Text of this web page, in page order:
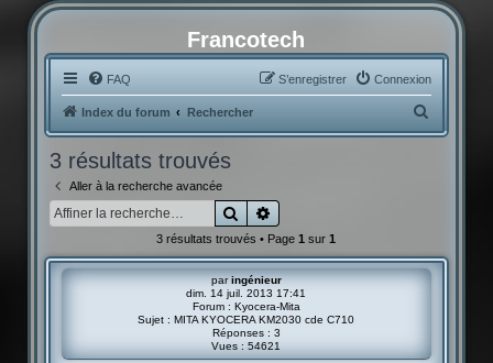
Francotech
FAQ Connexion
S’enregistrer
Index du forum Rechercher
e
c
3 résultats trouvés
Aller à la recherche avancée
Rechercher
3 résultats trouvés • Page1 sur1
paringénieur
dim. 14 juil. 2013 17:41
Forum : Kyocera-Mita
Sujet :MITA KYOCERA KM2030 cde C710
Réponses : 3
Vues :54621